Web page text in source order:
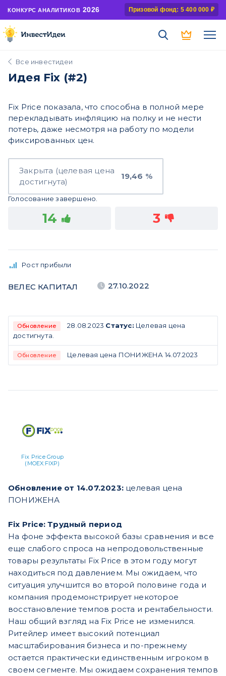
КОНКУРС АНАЛИТИКОВ 2026 Призовой фонд: 5 400 000 ₽
Все инвестидеи
Идея Fix (#2)
Fix Price показала, что способна в полной мере
перекладывать инфляцию на полку и не нести
потерь, даже несмотря на работу по модели
фиксированных цен.
Закрыта (целевая цена
достигнута)
19,46 %
Голосование завершено.
14 3
Рост прибыли
ВЕЛЕС КАПИТАЛ 27.10.2022
Обновление 28.08.2023 Статус: Целевая цена
достигнута.
Обновление Целевая цена ПОНИЖЕНА 14.07.2023
Fix Price Group
(MOEX:FIXP)
Обновление от 14.07.2023: целевая цена
ПОНИЖЕНА
Fix Price: Трудный период
На фоне эффекта высокой базы сравнения и все
еще слабого спроса на непродовольственные
товары результаты Fix Price в этом году могут
находиться под давлением. Мы ожидаем, что
ситуация улучшится во второй половине года и
компания продемонстрирует некоторое
восстановление темпов роста и рентабельности.
Наш общий взгляд на Fix Price не изменился.
Ритейлер имеет высокий потенциал
масштабирования бизнеса и по-прежнему
остается практически единственным игроком в
своем сегменте. Мы ожидаем сохранения темпов